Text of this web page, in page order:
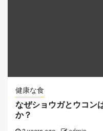
健康な食
なぜショウガとウコン
か？